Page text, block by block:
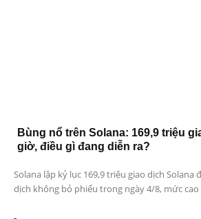
Bùng nổ trên Solana: 169,9 triệu
giờ, điều gì đang diễn ra?
Solana lập kỷ lục 169,9 triệu giao dịch Solana
dịch không bỏ phiếu trong ngày 4/8, mức cao